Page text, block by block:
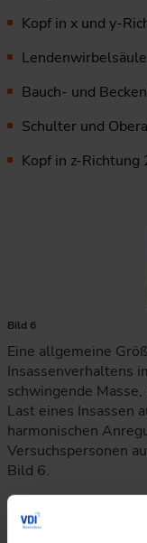
Kopf in x und y-
Bauch- und
Schulter und
Kopf in z-Richtung
Bild 6
Eine allgemeine
Insassenverhaltens
schwingende
Last eines Insassen
harmonischen
Versuchspersonen
Bild 6.